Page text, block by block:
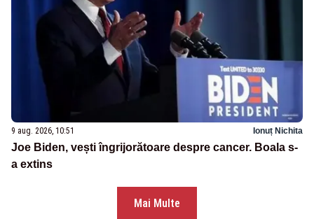
9 aug. 2026, 10:51 Ionuț Nichita
Joe Biden, vești îngrijorătoare despre cancer. Boala s-
a extins
Mai Multe